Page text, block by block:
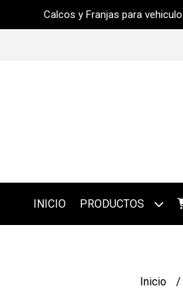
Calcos y Franjas para
INICIO PRODUCTOS
Inicio